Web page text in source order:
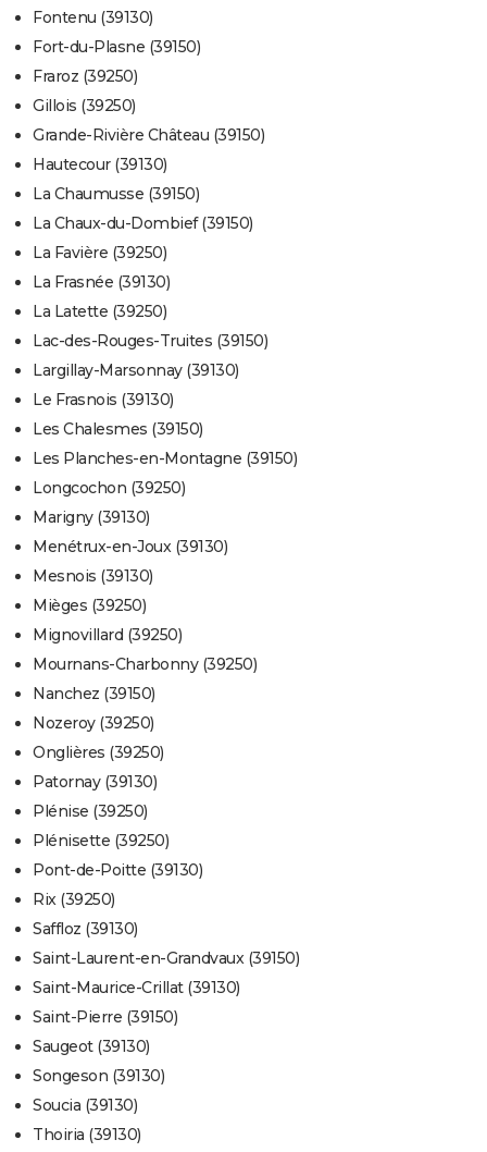
Fontenu (39130)
Fort-du-Plasne (39150)
Fraroz (39250)
Gillois (39250)
Grande-Rivière Château (39150)
Hautecour (39130)
La Chaumusse (39150)
La Chaux-du-Dombief (39150)
La Favière (39250)
La Frasnée (39130)
La Latette (39250)
Lac-des-Rouges-Truites (39150)
Largillay-Marsonnay (39130)
Le Frasnois (39130)
Les Chalesmes (39150)
Les Planches-en-Montagne (39150)
Longcochon (39250)
Marigny (39130)
Menétrux-en-Joux (39130)
Mesnois (39130)
Mièges (39250)
Mignovillard (39250)
Mournans-Charbonny (39250)
Nanchez (39150)
Nozeroy (39250)
Onglières (39250)
Patornay (39130)
Plénise (39250)
Plénisette (39250)
Pont-de-Poitte (39130)
Rix (39250)
Saffloz (39130)
Saint-Laurent-en-Grandvaux (39150)
Saint-Maurice-Crillat (39130)
Saint-Pierre (39150)
Saugeot (39130)
Songeson (39130)
Soucia (39130)
Thoiria (39130)